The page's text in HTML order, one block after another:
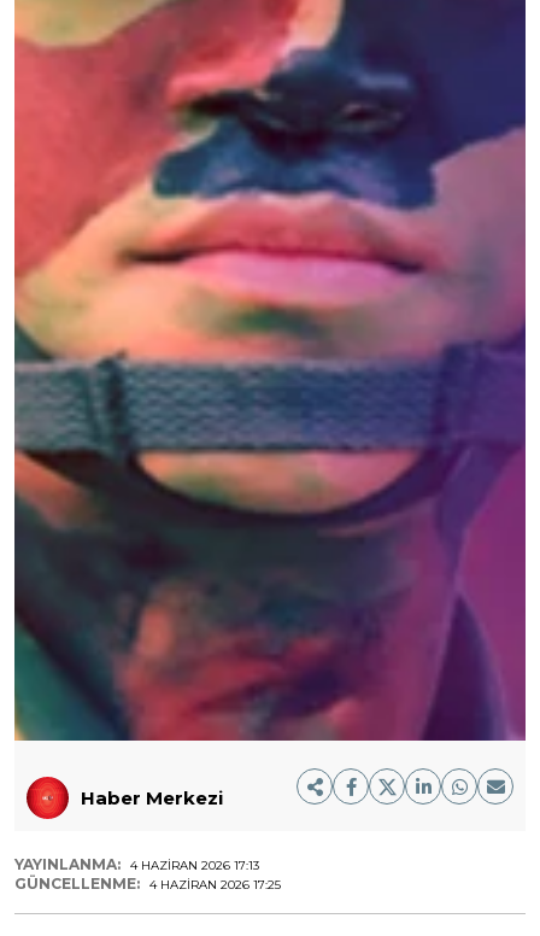
Haber Merkezi
YAYINLANMA: 4 HAZIRAN 2026 17:13
GÜNCELLENME: 4 HAZIRAN 2026 17:25